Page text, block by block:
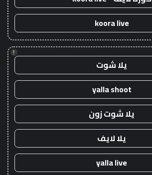
koora live
!
يلا شوت
yalla shoot
يلا شوت زون
يلا لايف
yalla live